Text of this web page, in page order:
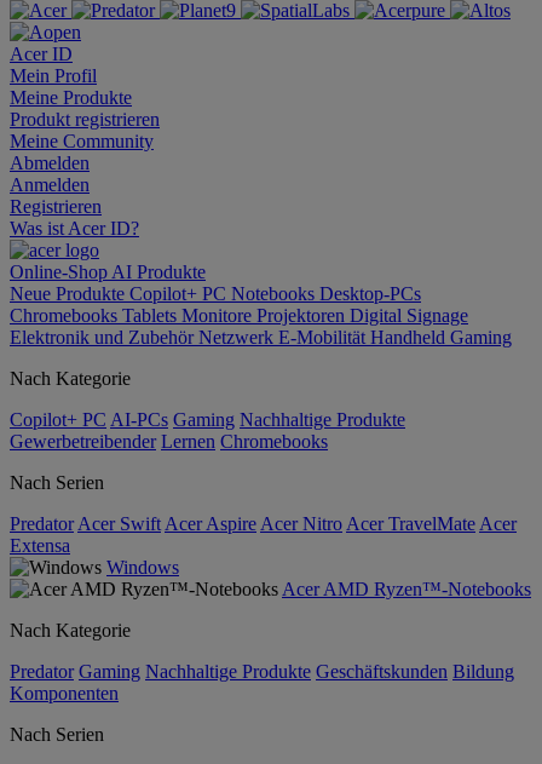
Acer ID
Mein Profil
Meine Produkte
Produkt registrieren
Meine Community
Abmelden
Anmelden
Registrieren
Was ist Acer ID?
Online-Shop AI Produkte
Neue Produkte Copilot+ PC Notebooks Desktop-PCs
Chromebooks Tablets Monitore Projektoren Digital Signage
Elektronik und ZubehörNetzwerk E-Mobilität Handheld Gaming
Nach Kategorie
Copilot+ PC AI-PCs Gaming Nachhaltige Produkte
Gewerbetreibender Lernen Chromebooks
Nach Serien
Predator Acer Swift Acer Aspire Acer Nitro Acer TravelMate Acer
Extensa
Windows
Acer AMD Ryzen™-Notebooks
Nach Kategorie
Predator Gaming Nachhaltige Produkte Geschäftskunden Bildung
Komponenten
Nach Serien